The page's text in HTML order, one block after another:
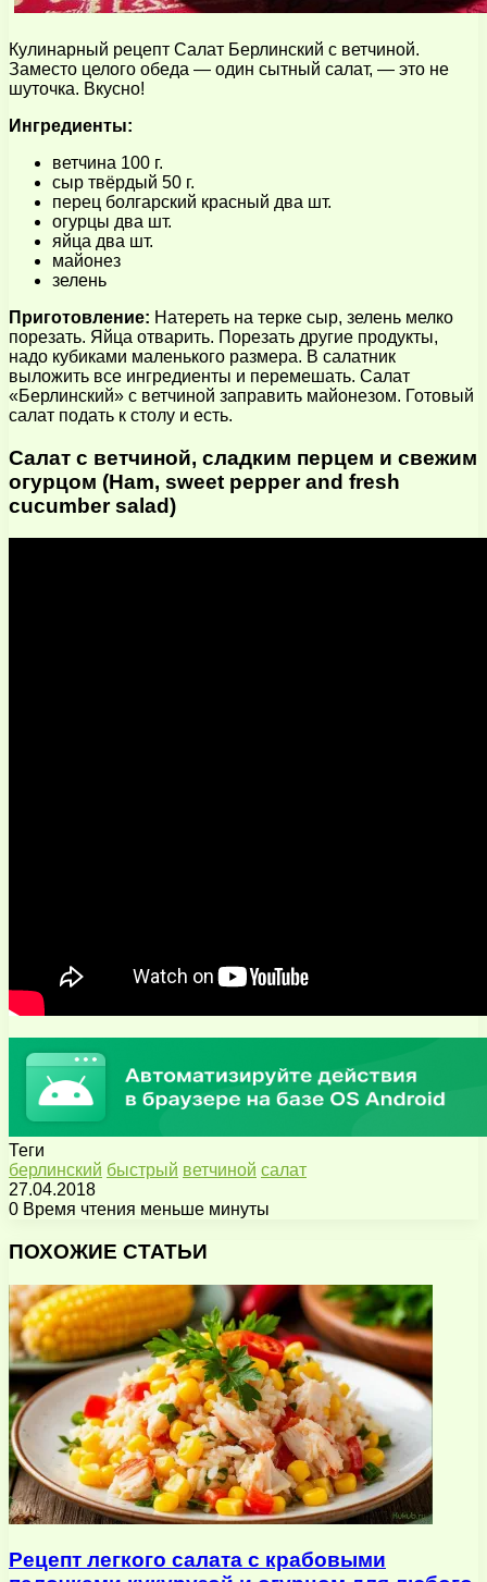
Кулинарный рецепт Салат Берлинский с ветчиной.
Заместо целого обеда — один сытный салат, — это не
шуточка. Вкусно!
Ингредиенты:
ветчина 100 г.
сыр твёрдый 50 г.
перец болгарский красный два шт.
огурцы два шт.
яйца два шт.
майонез
зелень
Приготовление: Натереть на терке сыр, зелень мелко
порезать. Яйца отварить. Порезать другие продукты,
надо кубиками маленького размера. В салатник
выложить все ингредиенты и перемешать. Салат
«Берлинский» с ветчиной заправить майонезом. Готовый
салат подать к столу и есть.
Салат с ветчиной, сладким перцем и свежим
огурцом (Ham, sweet pepper and fresh
cucumber salad)
Теги
берлинский быстрый ветчиной салат
27.04.2018
0 Время чтения меньше минуты
через
почту
ПОХОЖИЕ СТАТЬИ
Рецепт легкого салата с крабовыми